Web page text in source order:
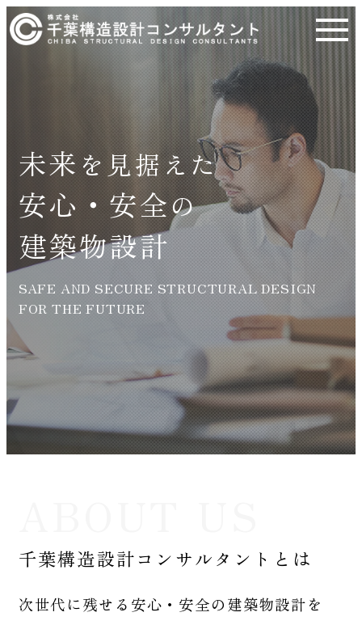
未来 を見据えた
安心・安全の
建築物設計
SAFE AND SECURE STRUCTURAL DESIGN
FOR THE FUTURE
千葉構造設計コンサルタントとは
次世代に残せる安心・安全の建築物設計を